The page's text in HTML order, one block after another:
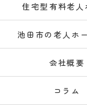
住宅型有料老人
池田市の老人ホ
会社概要
コラム